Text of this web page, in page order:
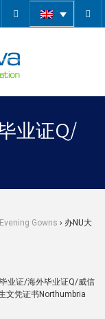
业证Q/
Evening Gowns › 办NU大
业证/海外毕业证Q/威信
文凭证书Northumbria